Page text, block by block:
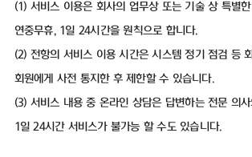
(1) 서비스 이용은 회사의 업무상 또는 기술 상 특별
연중무휴, 1일 24시간을 원칙으로 합니다.
(2) 전항의 서비스 이용 시간은 시스템 정기 점검 등
회원에게 사전 통지한 후 제한할 수 있습니다.
(3) 서비스 내용 중 온라인 상담은 답변하는 전문 의
1일 24시간 서비스가 불가능 할 수도 있습니다.